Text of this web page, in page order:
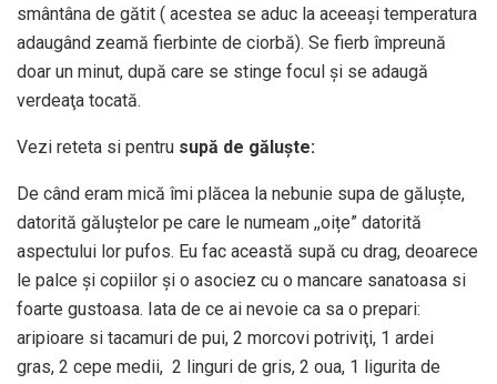
smântâna de gătit ( acestea se aduc la aceeaşi temperatura
adaugând zeamă fierbinte de ciorbă). Se fierb împreună
doar un minut, după care se stinge focul şi se adaugă
verdeaţa tocată.
Vezi reteta si pentru supă de găluște:
De când eram mică îmi plăcea la nebunie supa de găluște,
datorită găluștelor pe care le numeam ,,oițe” datorită
aspectului lor pufos. Eu fac această supă cu drag, deoarece
le palce și copiilor și o asociez cu o mancare sanatoasa si
foarte gustoasa. Iata de ce ai nevoie ca sa o prepari:
aripioare si tacamuri de pui, 2 morcovi potriviţi, 1 ardei
gras, 2 cepe medii, 2 linguri de gris, 2 oua, 1 ligurita de